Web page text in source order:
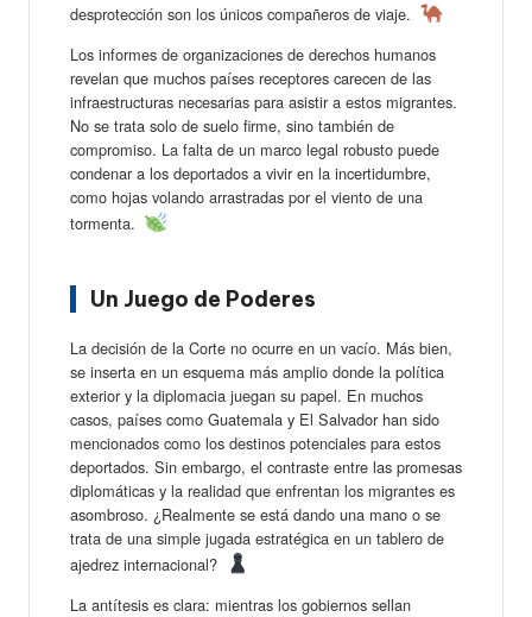
desprotección son los únicos compañeros de viaje.
Los informes de organizaciones de derechos humanos
revelan que muchos países receptores carecen de las
infraestructuras necesarias para asistir a estos migrantes.
No se trata solo de suelo firme, sino también de
compromiso. La falta de un marco legal robusto puede
condenar a los deportados a vivir en la incertidumbre,
como hojas volando arrastradas por el viento de una
tormenta.
Un Juego de Poderes
La decisión de la Corte no ocurre en un vacío. Más bien,
se inserta en un esquema más amplio donde la política
exterior y la diplomacia juegan su papel. En muchos
casos, países como Guatemala y El Salvador han sido
mencionados como los destinos potenciales para estos
deportados. Sin embargo, el contraste entre las promesas
diplomáticas y la realidad que enfrentan los migrantes es
asombroso. ¿Realmente se está dando una mano o se
trata de una simple jugada estratégica en un tablero de
ajedrez internacional?
La antítesis es clara: mientras los gobiernos sellan